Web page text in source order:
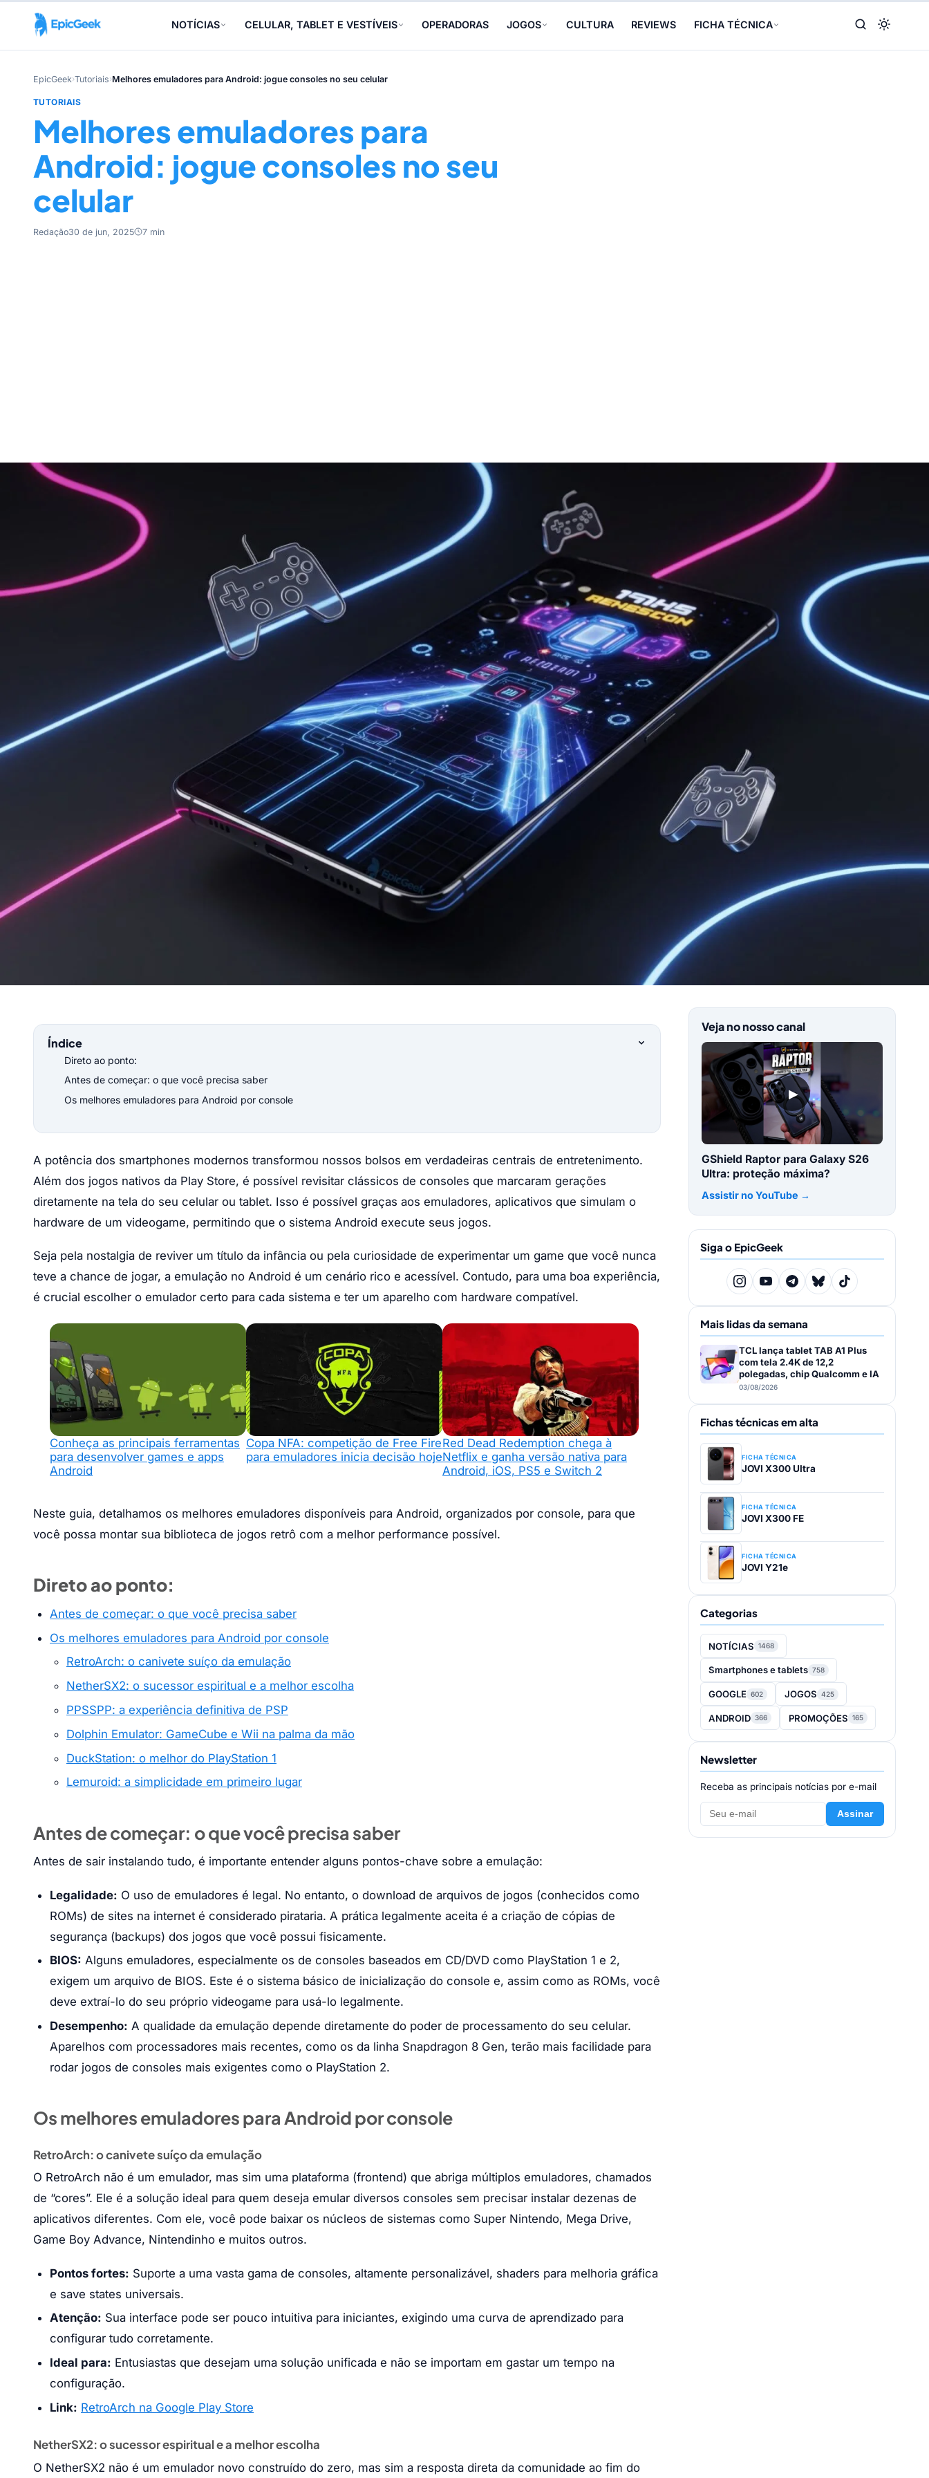
NOTÍCIAS CELULAR, TABLET E VESTÍVEIS OPERADORAS JOGOS CULTURA REVIEWS FICHA TÉCNICA
EpicGeek›Tutoriais›Melhores emuladores para Android: jogue consoles no seu celular
TUTORIAIS
Melhores emuladores para
Android: jogue consoles no seu
celular
Redação30 de jun, 2025 7 min
Índice
Direto ao ponto:
Antes de começar: o que você precisa saber
Os melhores emuladores para Android por console
A potência dos smartphones modernos transformou nossos bolsos em verdadeiras centrais de entretenimento.
Além dos jogos nativos da Play Store, é possível revisitar clássicos de consoles que marcaram gerações
diretamente na tela do seu celular ou tablet. Isso é possível graças aos emuladores, aplicativos que simulam o
hardware de um videogame, permitindo que o sistema Android execute seus jogos.
Seja pela nostalgia de reviver um título da infância ou pela curiosidade de experimentar um game que você nunca
teve a chance de jogar, a emulação no Android é um cenário rico e acessível. Contudo, para uma boa experiência,
é crucial escolher o emulador certo para cada sistema e ter um aparelho com hardware compatível.
Conheça as principais ferramentas
para desenvolver games e apps
Android
Copa NFA: competição de Free Fire
para emuladores inicia decisão hoje
Red Dead Redemption chega à
Netflix e ganha versão nativa para
Android, iOS, PS5 e Switch 2
Neste guia, detalhamos os melhores emuladores disponíveis para Android, organizados por console, para que
você possa montar sua biblioteca de jogos retrô com a melhor performance possível.
Direto ao ponto:
Antes de começar: o que você precisa saber
Os melhores emuladores para Android por console
RetroArch: o canivete suíço da emulação
NetherSX2: o sucessor espiritual e a melhor escolha
PPSSPP: a experiência definitiva de PSP
Dolphin Emulator: GameCube e Wii na palma da mão
DuckStation: o melhor do PlayStation 1
Lemuroid: a simplicidade em primeiro lugar
Antes de começar: o que você precisa saber
Antes de sair instalando tudo, é importante entender alguns pontos-chave sobre a emulação:
Legalidade: O uso de emuladores é legal. No entanto, o download de arquivos de jogos (conhecidos como
ROMs) de sites na internet é considerado pirataria. A prática legalmente aceita é a criação de cópias de
segurança (backups) dos jogos que você possui fisicamente.
BIOS: Alguns emuladores, especialmente os de consoles baseados em CD/DVD como PlayStation 1 e 2,
exigem um arquivo de BIOS. Este é o sistema básico de inicialização do console e, assim como as ROMs, você
deve extraí-lo do seu próprio videogame para usá-lo legalmente.
Desempenho: A qualidade da emulação depende diretamente do poder de processamento do seu celular.
Aparelhos com processadores mais recentes, como os da linha Snapdragon 8 Gen, terão mais facilidade para
rodar jogos de consoles mais exigentes como o PlayStation 2.
Os melhores emuladores para Android por console
RetroArch: o canivete suíço da emulação
O RetroArch não é um emulador, mas sim uma plataforma (frontend) que abriga múltiplos emuladores, chamados
de “cores”. Ele é a solução ideal para quem deseja emular diversos consoles sem precisar instalar dezenas de
aplicativos diferentes. Com ele, você pode baixar os núcleos de sistemas como Super Nintendo, Mega Drive,
Game Boy Advance, Nintendinho e muitos outros.
Pontos fortes: Suporte a uma vasta gama de consoles, altamente personalizável, shaders para melhoria gráfica
e save states universais.
Atenção: Sua interface pode ser pouco intuitiva para iniciantes, exigindo uma curva de aprendizado para
configurar tudo corretamente.
Ideal para: Entusiastas que desejam uma solução unificada e não se importam em gastar um tempo na
configuração.
Link: RetroArch na Google Play Store
NetherSX2: o sucessor espiritual e a melhor escolha
O NetherSX2 não é um emulador novo construído do zero, mas sim a resposta direta da comunidade ao fim do
Veja no nosso canal
▶
GShield Raptor para Galaxy S26
Ultra: proteção máxima?
Assistir no YouTube →
Siga o EpicGeek
Mais lidas da semana
TCL lança tablet TAB A1 Plus
com tela 2.4K de 12,2
polegadas, chip Qualcomm e IA
03/08/2026
Fichas técnicas em alta
FICHA TÉCNICA
JOVI X300 Ultra
FICHA TÉCNICA
JOVI X300 FE
FICHA TÉCNICA
JOVI Y21e
Categorias
NOTÍCIAS 1468
Smartphones e tablets 758
GOOGLE 602 JOGOS 425
ANDROID 366 PROMOÇÕES 165
Newsletter
Receba as principais notícias por e-mail
Assinar